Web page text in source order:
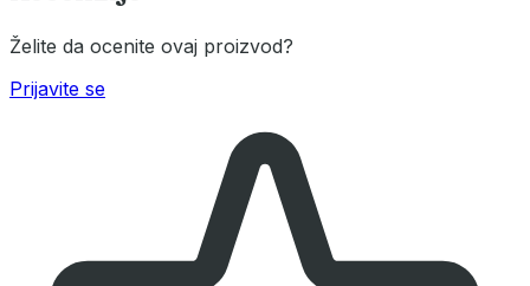
Želite da ocenite ovaj proizvod?
Prijavite se